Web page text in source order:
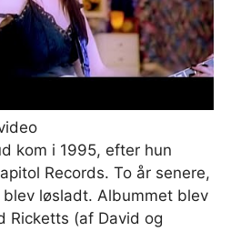
kom i 1995, efter hun
Records. To år senere,
blev løsladt. Albummet blev
Ricketts (af David og